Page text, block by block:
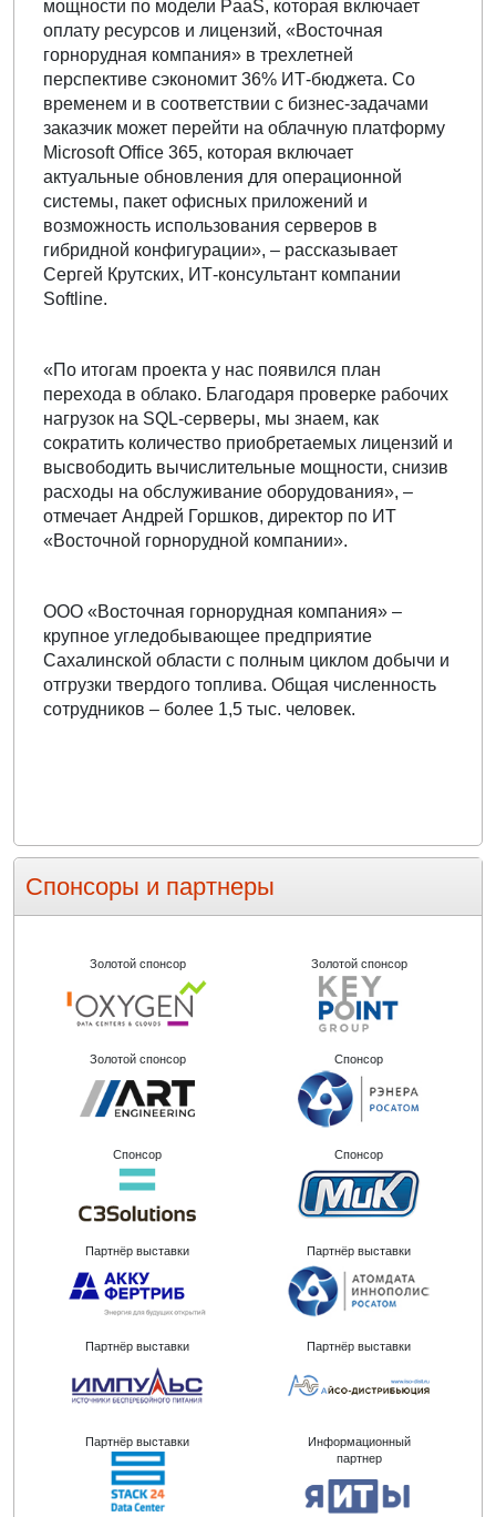
мощности по модели PaaS, которая включает
оплату ресурсов и лицензий, «Восточная
горнорудная компания» в трехлетней
перспективе сэкономит 36% ИТ-бюджета. Со
временем и в соответствии с бизнес-задачами
заказчик может перейти на облачную платформу
Microsoft Office 365, которая включает
актуальные обновления для операционной
системы, пакет офисных приложений и
возможность использования серверов в
гибридной конфигурации», – рассказывает
Сергей Крутских, ИТ-консультант компании
Softline.
«По итогам проекта у нас появился план
перехода в облако. Благодаря проверке рабочих
нагрузок на SQL-серверы, мы знаем, как
сократить количество приобретаемых лицензий и
высвободить вычислительные мощности, снизив
расходы на обслуживание оборудования», –
отмечает Андрей Горшков, директор по ИТ
«Восточной горнорудной компании».
ООО «Восточная горнорудная компания» –
крупное угледобывающее предприятие
Сахалинской области с полным циклом добычи и
отгрузки твердого топлива. Общая численность
сотрудников – более 1,5 тыс. человек.
Спонсоры и партнеры
Золотой спонсор Золотой спонсор
Золотой спонсор Спонсор
Спонсор Спонсор
Партнёр выставки Партнёр выставки
Партнёр выставки Партнёр выставки
Партнёр выставки
Информационный
партнер